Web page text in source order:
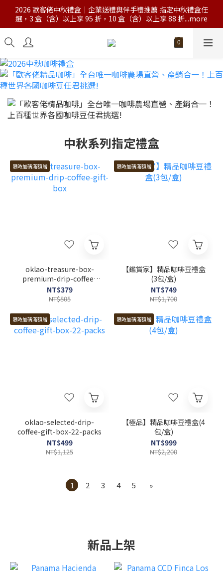
2026 歐客佬中秋禮盒｜企業送禮與伴手禮推薦 指定中秋禮盒任
選，3 盒（含）以上享 95 折，10 盒（含）以上享 88 折...more
中秋系列指定禮盒
限時加碼滿額贈
oklao-treasure-box-
premium-drip-coffee-
gift-box
NT$379
NT$805
限時加碼滿額贈
【鑑賞家】精品咖啡豆禮盒
(3包/盒)
NT$749
NT$1,700
限時加碼滿額贈
oklao-selected-drip-
coffee-gift-box-22-packs
NT$499
NT$1,125
限時加碼滿額贈
【極品】精品咖啡豆禮盒(4
包/盒)
NT$999
NT$2,200
1 2 3 4 5 »
新品上架